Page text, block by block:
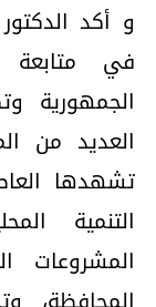
و أكد
في متابعة
الجمهورية
العديد من
تشهدها
التنمية
المشروعات